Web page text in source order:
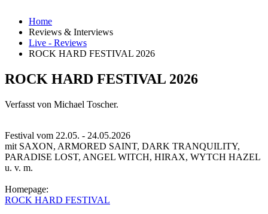
Home
Reviews & Interviews
Live - Reviews
ROCK HARD FESTIVAL 2026
ROCK HARD FESTIVAL 2026
Verfasst von Michael Toscher.
Festival vom 22.05. - 24.05.2026
mit SAXON, ARMORED SAINT, DARK TRANQUILITY,
PARADISE LOST, ANGEL WITCH, HIRAX, WYTCH HAZEL
u. v. m.
Homepage:
ROCK HARD FESTIVAL